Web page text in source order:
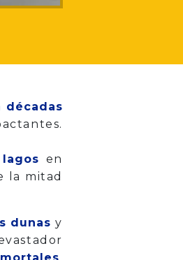
décadas
en
la mitad
dunas y